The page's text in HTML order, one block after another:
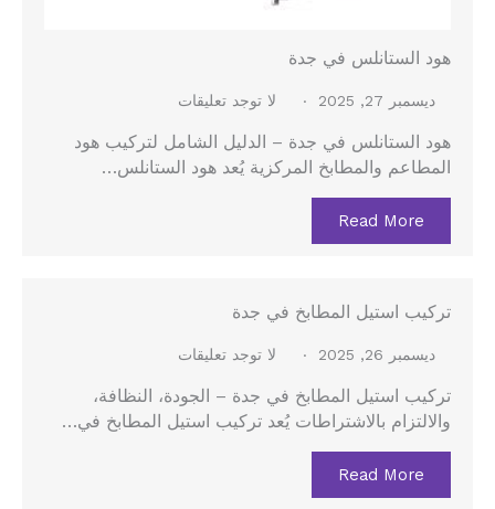
هود الستانلس في جدة
ديسمبر 27, 2025 لا توجد تعليقات
هود الستانلس في جدة – الدليل الشامل لتركيب هود
المطاعم والمطابخ المركزية يُعد هود الستانلس…
Read More
تركيب استيل المطابخ في جدة
ديسمبر 26, 2025 لا توجد تعليقات
تركيب استيل المطابخ في جدة – الجودة، النظافة،
والالتزام بالاشتراطات يُعد تركيب استيل المطابخ في…
Read More